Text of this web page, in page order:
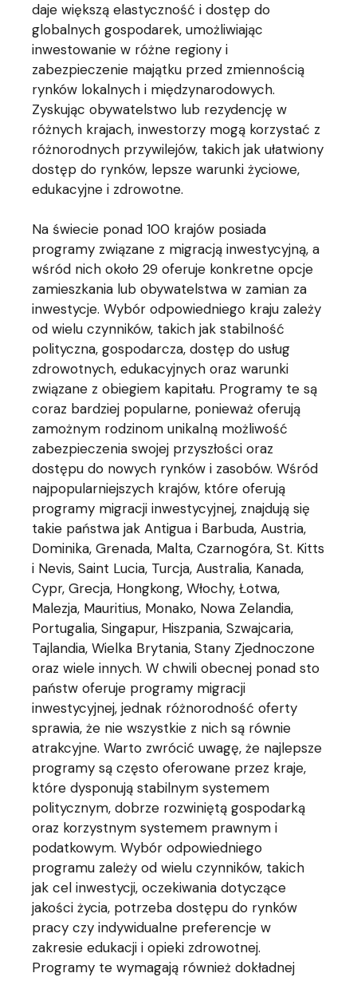
daje większą elastyczność i dostęp do
globalnych gospodarek, umożliwiając
inwestowanie w różne regiony i
zabezpieczenie majątku przed zmiennością
rynków lokalnych i międzynarodowych.
Zyskując obywatelstwo lub rezydencję w
różnych krajach, inwestorzy mogą korzystać z
różnorodnych przywilejów, takich jak ułatwiony
dostęp do rynków, lepsze warunki życiowe,
edukacyjne i zdrowotne.
Na świecie ponad 100 krajów posiada
programy związane z migracją inwestycyjną, a
wśród nich około 29 oferuje konkretne opcje
zamieszkania lub obywatelstwa w zamian za
inwestycje. Wybór odpowiedniego kraju zależy
od wielu czynników, takich jak stabilność
polityczna, gospodarcza, dostęp do usług
zdrowotnych, edukacyjnych oraz warunki
związane z obiegiem kapitału. Programy te są
coraz bardziej popularne, ponieważ oferują
zamożnym rodzinom unikalną możliwość
zabezpieczenia swojej przyszłości oraz
dostępu do nowych rynków i zasobów. Wśród
najpopularniejszych krajów, które oferują
programy migracji inwestycyjnej, znajdują się
takie państwa jak Antigua i Barbuda, Austria,
Dominika, Grenada, Malta, Czarnogóra, St. Kitts
i Nevis, Saint Lucia, Turcja, Australia, Kanada,
Cypr, Grecja, Hongkong, Włochy, Łotwa,
Malezja, Mauritius, Monako, Nowa Zelandia,
Portugalia, Singapur, Hiszpania, Szwajcaria,
Tajlandia, Wielka Brytania, Stany Zjednoczone
oraz wiele innych. W chwili obecnej ponad sto
państw oferuje programy migracji
inwestycyjnej, jednak różnorodność oferty
sprawia, że nie wszystkie z nich są równie
atrakcyjne. Warto zwrócić uwagę, że najlepsze
programy są często oferowane przez kraje,
które dysponują stabilnym systemem
politycznym, dobrze rozwiniętą gospodarką
oraz korzystnym systemem prawnym i
podatkowym. Wybór odpowiedniego
programu zależy od wielu czynników, takich
jak cel inwestycji, oczekiwania dotyczące
jakości życia, potrzeba dostępu do rynków
pracy czy indywidualne preferencje w
zakresie edukacji i opieki zdrowotnej.
Programy te wymagają również dokładnej